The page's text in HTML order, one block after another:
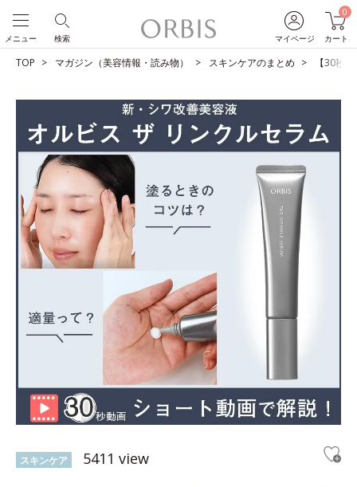
マイページ
0
カート
検索
メニュー
TOP マガジン（美容情報・読み物） スキンケアのまとめ 【30秒
スキンケア 5411 view